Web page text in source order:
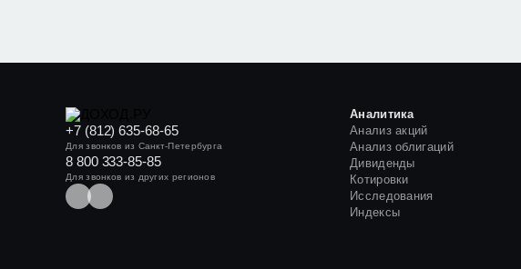
+7 (812) 635-68-65
Для звонков из Санкт-Петербурга
8 800 333-85-85
Для звонков из других регионов
Аналитика
Анализ акций
Анализ облигаций
Дивиденды
Котировки
Исследования
Индексы